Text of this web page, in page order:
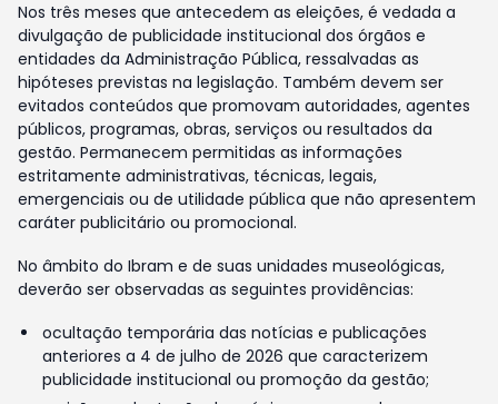
Nos três meses que antecedem as eleições, é vedada a
divulgação de publicidade institucional dos órgãos e
entidades da Administração Pública, ressalvadas as
hipóteses previstas na legislação. Também devem ser
evitados conteúdos que promovam autoridades, agentes
públicos, programas, obras, serviços ou resultados da
gestão. Permanecem permitidas as informações
estritamente administrativas, técnicas, legais,
emergenciais ou de utilidade pública que não apresentem
caráter publicitário ou promocional.
No âmbito do Ibram e de suas unidades museológicas,
deverão ser observadas as seguintes providências:
ocultação temporária das notícias e publicações
anteriores a 4 de julho de 2026 que caracterizem
publicidade institucional ou promoção da gestão;